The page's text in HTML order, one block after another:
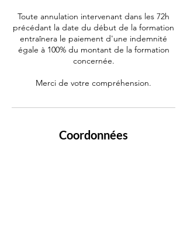
Toute annulation intervenant dans les 72h
précédant la date du début de la formation
entraînera le paiement d'une indemnité
égale à 100% du montant de la formation
concernée.
Merci de votre compréhension.
Coordonnées